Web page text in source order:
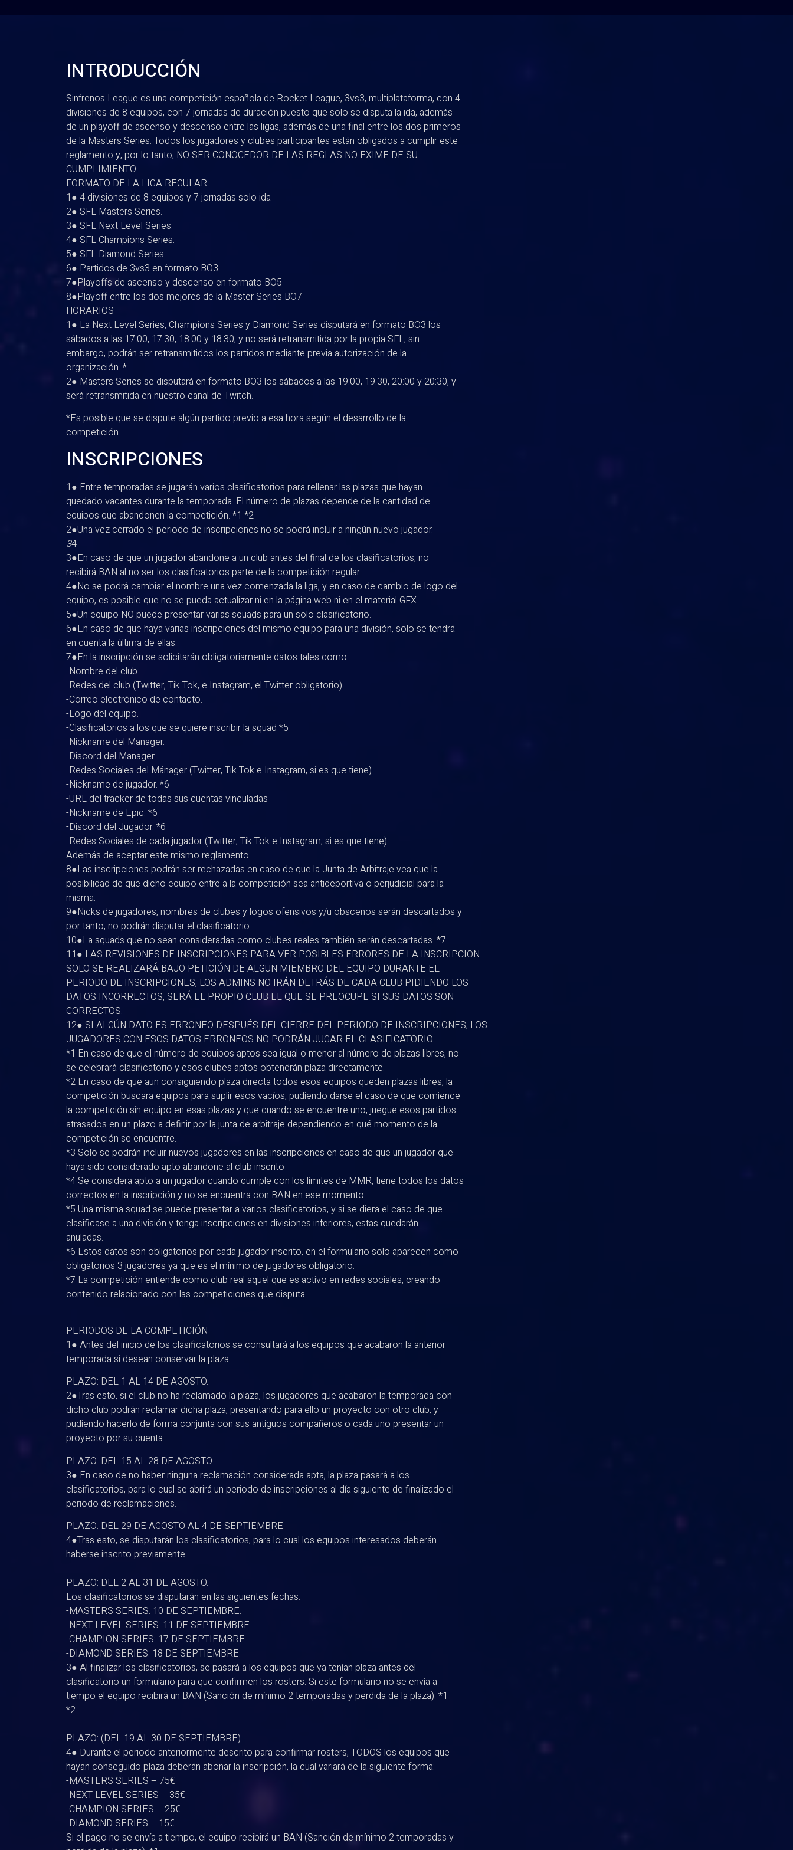
INTRODUCCIÓN
Sinfrenos League es una competición española de Rocket League, 3vs3, multiplataforma, con 4
divisiones de 8 equipos, con 7 jornadas de duración puesto que solo se disputa la ida, además
de un playoff de ascenso y descenso entre las ligas, además de una final entre los dos primeros
de la Masters Series. Todos los jugadores y clubes participantes están obligados a cumplir este
reglamento y, por lo tanto, NO SER CONOCEDOR DE LAS REGLAS NO EXIME DE SU
CUMPLIMIENTO.
FORMATO DE LA LIGA REGULAR
1● 4 divisiones de 8 equipos y 7 jornadas solo ida
2● SFL Masters Series.
3● SFL Next Level Series.
4● SFL Champions Series.
5● SFL Diamond Series.
6● Partidos de 3vs3 en formato BO3.
7●Playoffs de ascenso y descenso en formato BO5
8●Playoff entre los dos mejores de la Master Series BO7
HORARIOS
1● La Next Level Series, Champions Series y Diamond Series disputará en formato BO3 los
sábados a las 17:00, 17:30, 18:00 y 18:30, y no será retransmitida por la propia SFL, sin
embargo, podrán ser retransmitidos los partidos mediante previa autorización de la
organización. *
2● Masters Series se disputará en formato BO3 los sábados a las 19:00, 19:30, 20:00 y 20:30, y
será retransmitida en nuestro canal de Twitch.
*Es posible que se dispute algún partido previo a esa hora según el desarrollo de la
competición.
INSCRIPCIONES
1● Entre temporadas se jugarán varios clasificatorios para rellenar las plazas que hayan
quedado vacantes durante la temporada. El número de plazas depende de la cantidad de
equipos que abandonen la competición. *1 *2
2●Una vez cerrado el periodo de inscripciones no se podrá incluir a ningún nuevo jugador.
34
3●En caso de que un jugador abandone a un club antes del final de los clasificatorios, no
recibirá BAN al no ser los clasificatorios parte de la competición regular.
4●No se podrá cambiar el nombre una vez comenzada la liga, y en caso de cambio de logo del
equipo, es posible que no se pueda actualizar ni en la página web ni en el material GFX.
5●Un equipo NO puede presentar varias squads para un solo clasificatorio.
6●En caso de que haya varias inscripciones del mismo equipo para una división, solo se tendrá
en cuenta la última de ellas.
7●En la inscripción se solicitarán obligatoriamente datos tales como:
-Nombre del club.
-Redes del club (Twitter, Tik Tok, e Instagram, el Twitter obligatorio)
-Correo electrónico de contacto.
-Logo del equipo.
-Clasificatorios a los que se quiere inscribir la squad *5
-Nickname del Manager.
-Discord del Manager.
-Redes Sociales del Mánager (Twitter, Tik Tok e Instagram, si es que tiene)
-Nickname de jugador. *6
-URL del tracker de todas sus cuentas vinculadas
-Nickname de Epic. *6
-Discord del Jugador. *6
-Redes Sociales de cada jugador (Twitter, Tik Tok e Instagram, si es que tiene)
Además de aceptar este mismo reglamento.
8●Las inscripciones podrán ser rechazadas en caso de que la Junta de Arbitraje vea que la
posibilidad de que dicho equipo entre a la competición sea antideportiva o perjudicial para la
misma.
9●Nicks de jugadores, nombres de clubes y logos ofensivos y/u obscenos serán descartados y
por tanto, no podrán disputar el clasificatorio.
10●La squads que no sean consideradas como clubes reales también serán descartadas. *7
11● LAS REVISIONES DE INSCRIPCIONES PARA VER POSIBLES ERRORES DE LA INSCRIPCION
SOLO SE REALIZARÁ BAJO PETICIÓN DE ALGUN MIEMBRO DEL EQUIPO DURANTE EL
PERIODO DE INSCRIPCIONES, LOS ADMINS NO IRÁN DETRÁS DE CADA CLUB PIDIENDO LOS
DATOS INCORRECTOS, SERÁ EL PROPIO CLUB EL QUE SE PREOCUPE SI SUS DATOS SON
CORRECTOS.
12● SI ALGÚN DATO ES ERRONEO DESPUÉS DEL CIERRE DEL PERIODO DE INSCRIPCIONES, LOS
JUGADORES CON ESOS DATOS ERRONEOS NO PODRÁN JUGAR EL CLASIFICATORIO.
*1 En caso de que el número de equipos aptos sea igual o menor al número de plazas libres, no
se celebrará clasificatorio y esos clubes aptos obtendrán plaza directamente.
*2 En caso de que aun consiguiendo plaza directa todos esos equipos queden plazas libres, la
competición buscara equipos para suplir esos vacíos, pudiendo darse el caso de que comience
la competición sin equipo en esas plazas y que cuando se encuentre uno, juegue esos partidos
atrasados en un plazo a definir por la junta de arbitraje dependiendo en qué momento de la
competición se encuentre.
*3 Solo se podrán incluir nuevos jugadores en las inscripciones en caso de que un jugador que
haya sido considerado apto abandone al club inscrito
*4 Se considera apto a un jugador cuando cumple con los límites de MMR, tiene todos los datos
correctos en la inscripción y no se encuentra con BAN en ese momento.
*5 Una misma squad se puede presentar a varios clasificatorios, y si se diera el caso de que
clasificase a una división y tenga inscripciones en divisiones inferiores, estas quedarán
anuladas.
*6 Estos datos son obligatorios por cada jugador inscrito, en el formulario solo aparecen como
obligatorios 3 jugadores ya que es el mínimo de jugadores obligatorio.
*7 La competición entiende como club real aquel que es activo en redes sociales, creando
contenido relacionado con las competiciones que disputa.
PERIODOS DE LA COMPETICIÓN
1● Antes del inicio de los clasificatorios se consultará a los equipos que acabaron la anterior
temporada si desean conservar la plaza
PLAZO: DEL 1 AL 14 DE AGOSTO.
2●Tras esto, si el club no ha reclamado la plaza, los jugadores que acabaron la temporada con
dicho club podrán reclamar dicha plaza, presentando para ello un proyecto con otro club, y
pudiendo hacerlo de forma conjunta con sus antiguos compañeros o cada uno presentar un
proyecto por su cuenta.
PLAZO: DEL 15 AL 28 DE AGOSTO.
3● En caso de no haber ninguna reclamación considerada apta, la plaza pasará a los
clasificatorios, para lo cual se abrirá un periodo de inscripciones al día siguiente de finalizado el
periodo de reclamaciones.
PLAZO: DEL 29 DE AGOSTO AL 4 DE SEPTIEMBRE.
4●Tras esto, se disputarán los clasificatorios, para lo cual los equipos interesados deberán
haberse inscrito previamente.
PLAZO: DEL 2 AL 31 DE AGOSTO.
Los clasificatorios se disputarán en las siguientes fechas:
-MASTERS SERIES: 10 DE SEPTIEMBRE.
-NEXT LEVEL SERIES: 11 DE SEPTIEMBRE.
-CHAMPION SERIES: 17 DE SEPTIEMBRE.
-DIAMOND SERIES: 18 DE SEPTIEMBRE.
3● Al finalizar los clasificatorios, se pasará a los equipos que ya tenían plaza antes del
clasificatorio un formulario para que confirmen los rosters. Si este formulario no se envía a
tiempo el equipo recibirá un BAN (Sanción de mínimo 2 temporadas y perdida de la plaza). *1
*2
PLAZO: (DEL 19 AL 30 DE SEPTIEMBRE).
4● Durante el periodo anteriormente descrito para confirmar rosters, TODOS los equipos que
hayan conseguido plaza deberán abonar la inscripción, la cual variará de la siguiente forma:
-MASTERS SERIES – 75€
-NEXT LEVEL SERIES – 35€
-CHAMPION SERIES – 25€
-DIAMOND SERIES – 15€
Si el pago no se envía a tiempo, el equipo recibirá un BAN (Sanción de mínimo 2 temporadas y